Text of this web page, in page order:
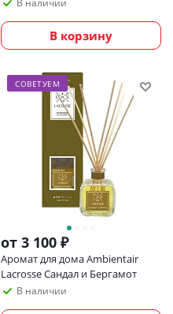
В наличии
В корзину
СОВЕТУЕМ
от 3 100 ₽
Аромат для дома Ambientair
Lacrosse Сандал и Бергамот
В наличии